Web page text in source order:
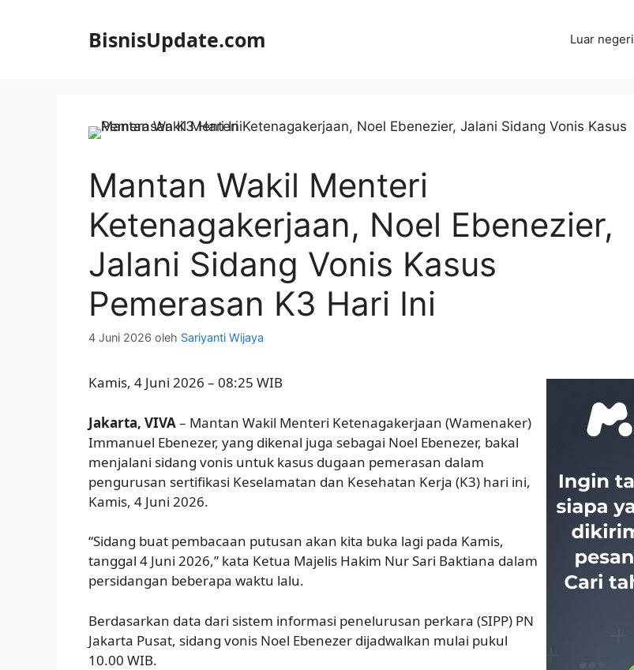
BisnisUpdate.com Luar negeri
Mantan Wakil Menteri
Ketenagakerjaan, Noel Ebenezier,
Jalani Sidang Vonis Kasus
Pemerasan K3 Hari Ini
4 Juni 2026 oleh Sariyanti Wijaya
Kamis, 4 Juni 2026 – 08:25 WIB
Jakarta, VIVA– Mantan Wakil Menteri Ketenagakerjaan (Wamenaker)
Immanuel Ebenezer, yang dikenal juga sebagai Noel Ebenezer, bakal
menjalani sidang vonis untuk kasus dugaan pemerasan dalam
pengurusan sertifikasi Keselamatan dan Kesehatan Kerja (K3) hari ini,
Kamis, 4 Juni 2026.
“Sidang buat pembacaan putusan akan kita buka lagi pada Kamis,
tanggal 4 Juni 2026,” kata Ketua Majelis Hakim Nur Sari Baktiana dalam
persidangan beberapa waktu lalu.
Berdasarkan data dari sistem informasi penelurusan perkara (SIPP) PN
Jakarta Pusat, sidang vonis Noel Ebenezer dijadwalkan mulai pukul
10.00 WIB.